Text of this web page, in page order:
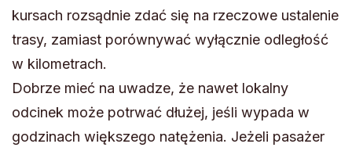
kursach rozsądnie zdać się na rzeczowe ustalenie
trasy, zamiast porównywać wyłącznie odległość
w kilometrach.
Dobrze mieć na uwadze, że nawet lokalny
odcinek może potrwać dłużej, jeśli wypada w
godzinach większego natężenia. Jeżeli pasażer